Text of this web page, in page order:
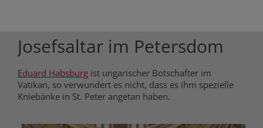
Josefsaltar im Petersdom
Eduard Habsburg ist ungarischer Botschafter im
Vatikan, so verwundert es nicht, dass es ihm spezielle
Kniebänke in St. Peter angetan haben.